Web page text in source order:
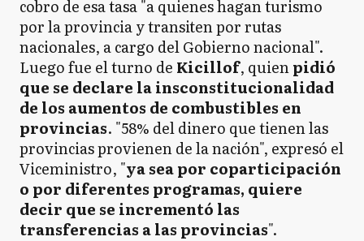
cobro de esa tasa "a quienes hagan turismo
por la provincia y transiten por rutas
nacionales, a cargo del Gobierno nacional".
Luego fue el turno de Kicillof, quienpidió
que se declare la insconstitucionalidad
de los aumentos de combustibles en
provincias. "58% del dinero que tienen las
provincias provienen de la nación", expresó el
Viceministro, "ya sea por coparticipación
o por diferentes programas, quiere
decir que se incrementó las
transferencias a las provincias".